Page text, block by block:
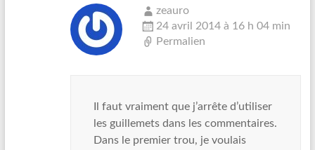
zeauro
24 avril 2014 à 16 h 04 min
Permalien
Il faut vraiment que j’arrête d’utiliser
les guillemets dans les commentaires.
Dans le premier trou, je voulais